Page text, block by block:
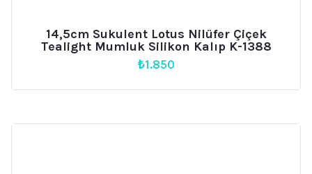
14,5cm Sukulent Lotus Nilüfer Çiçek
Tealight Mumluk Silikon Kalıp K-1388
₺1.850